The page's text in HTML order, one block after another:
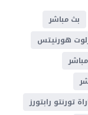
بث مباشر
هورنيتس
تورنتو رابتورز